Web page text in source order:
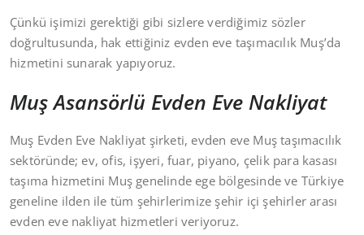
Çünkü işimizi gerektiği gibi sizlere verdiğimiz sözler
doğrultusunda, hak ettiğiniz evden eve taşımacılık Muş’da
hizmetini sunarak yapıyoruz.
Muş Asansörlü Evden Eve Nakliyat
Muş Evden Eve Nakliyat şirketi, evden eve Muş taşımacılık
sektöründe; ev, ofis, işyeri, fuar, piyano, çelik para kasası
taşıma hizmetini Muş genelinde ege bölgesinde ve Türkiye
geneline ilden ile tüm şehirlerimize şehir içi şehirler arası
evden eve nakliyat hizmetleri veriyoruz.